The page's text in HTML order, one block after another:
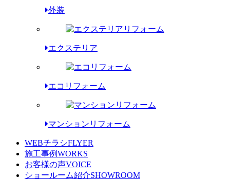
外装
エクステリア
エコリフォーム
マンションリフォーム
WEBチラシFLYER
施工事例WORKS
お客様の声VOICE
ショールーム紹介SHOWROOM